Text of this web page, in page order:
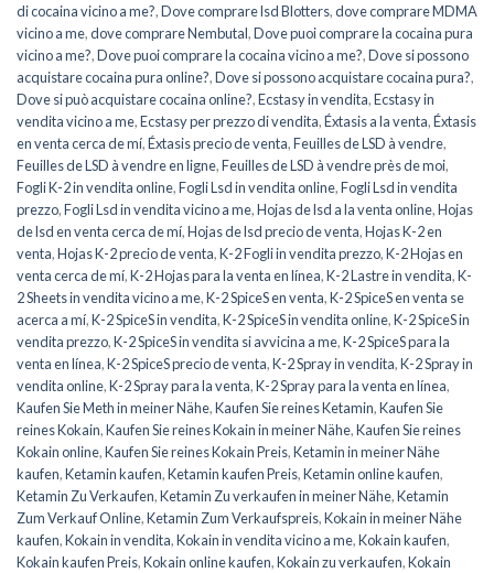
di cocaina vicino a me?,Dove comprare lsd Blotters,dove comprare MDMA
vicino a me,dove comprare Nembutal,Dove puoi comprare la cocaina pura
vicino a me?,Dove puoi comprare la cocaina vicino a me?,Dove si possono
acquistare cocaina pura online?,Dove si possono acquistare cocaina pura?,
Dove si può acquistare cocaina online?,Ecstasy in vendita,Ecstasy in
vendita vicino a me,Ecstasy per prezzo di vendita,Éxtasis a la venta,Éxtasis
en venta cerca de mí,Éxtasis precio de venta,Feuilles de LSD à vendre,
Feuilles de LSD à vendre en ligne,Feuilles de LSD à vendre près de moi,
Fogli K-2 in vendita online,Fogli Lsd in vendita online,Fogli Lsd in vendita
prezzo,Fogli Lsd in vendita vicino a me,Hojas de lsd a la venta online,Hojas
de lsd en venta cerca de mí,Hojas de lsd precio de venta,Hojas K-2 en
venta,Hojas K-2 precio de venta,K-2 Fogli in vendita prezzo,K-2 Hojas en
venta cerca de mí,K-2 Hojas para la venta en línea,K-2 Lastre in vendita,K-
2 Sheets in vendita vicino a me,K-2 SpiceS en venta,K-2 SpiceS en venta se
acerca a mí,K-2 SpiceS in vendita,K-2 SpiceS in vendita online,K-2 SpiceS in
vendita prezzo,K-2 SpiceS in vendita si avvicina a me,K-2 SpiceS para la
venta en línea,K-2 SpiceS precio de venta,K-2 Spray in vendita,K-2 Spray in
vendita online,K-2 Spray para la venta,K-2 Spray para la venta en línea,
Kaufen Sie Meth in meiner Nähe,Kaufen Sie reines Ketamin,Kaufen Sie
reines Kokain,Kaufen Sie reines Kokain in meiner Nähe,Kaufen Sie reines
Kokain online,Kaufen Sie reines Kokain Preis,Ketamin in meiner Nähe
kaufen,Ketamin kaufen,Ketamin kaufen Preis,Ketamin online kaufen,
Ketamin Zu Verkaufen,Ketamin Zu verkaufen in meiner Nähe,Ketamin
Zum Verkauf Online,Ketamin Zum Verkaufspreis,Kokain in meiner Nähe
kaufen,Kokain in vendita,Kokain in vendita vicino a me,Kokain kaufen,
Kokain kaufen Preis,Kokain online kaufen,Kokain zu verkaufen,Kokain